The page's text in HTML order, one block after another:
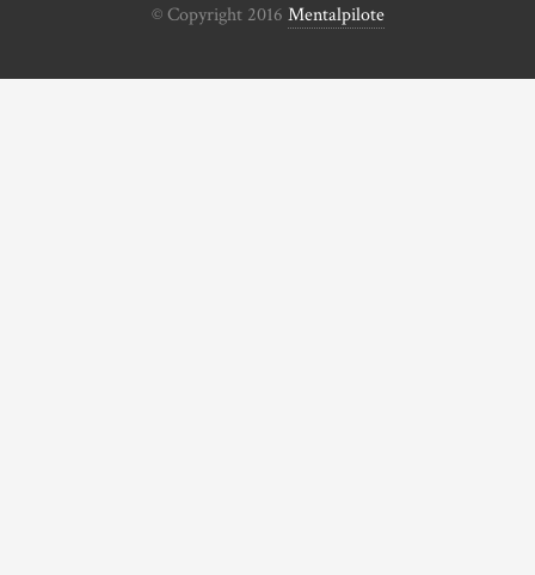
© Copyright 2016 Mentalpilote